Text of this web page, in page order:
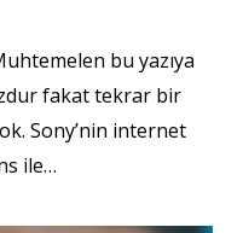
bu yazıya
fakat tekrar bir
Sony’nin internet
ile…